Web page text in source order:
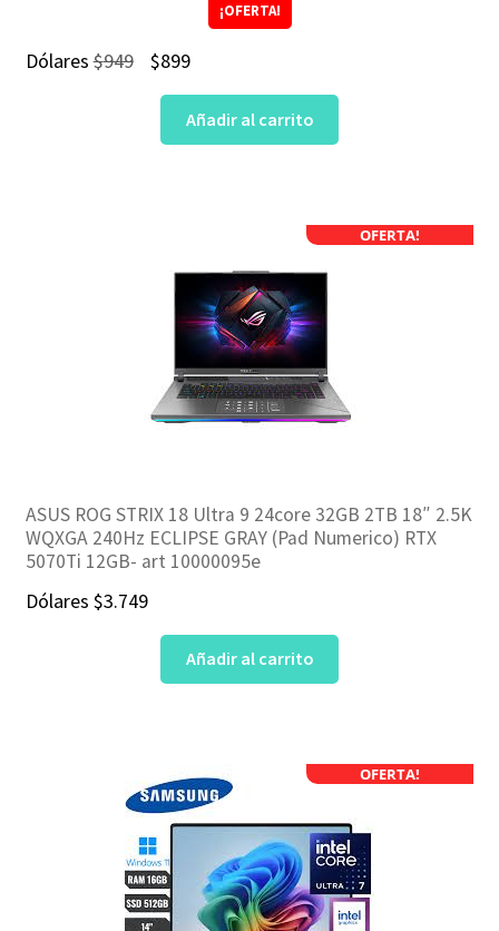
¡OFERTA!
Dólares$949
El
precio
original
$899El
precio
actual
Añadir al carrito
OFERTA!
ASUS ROG STRIX 18 Ultra 9 24core 32GB 2TB 18″ 2.5K
WQXGA 240Hz ECLIPSE GRAY (Pad Numerico) RTX
5070Ti 12GB- art 10000095e
Dólares $3.749
Añadir al carrito
OFERTA!